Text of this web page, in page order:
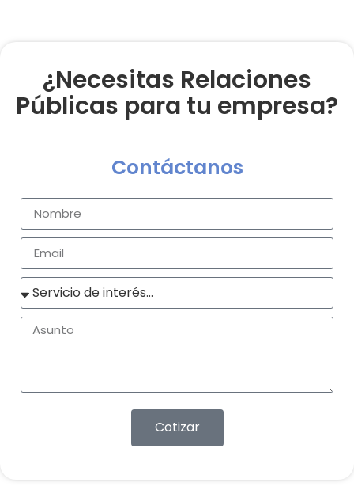
¿Necesitas Relaciones
Públicas para tu empresa?
Contáctanos
Cotizar